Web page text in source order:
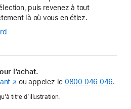
puis revenez à tout
là où vous en étiez.
l’achat.
(s’ouvre
une
ou appelez le 0800 046 046.
titre d’illustration.